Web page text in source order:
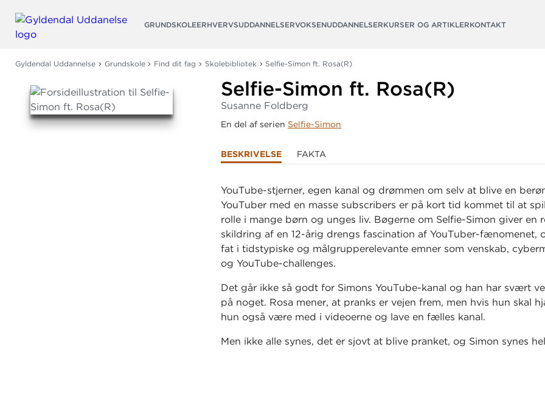
GRUNDSKOLEERHVERVSUDDANNELSERVOKSENUDDANNELSERKURSER OG ARTIKLERKONTAKT
Gyldendal Uddannelse Grundskole Find dit fag Skolebibliotek Selfie-Simon ft. Rosa(R)
Selfie-Simon ft. Rosa(R)
Susanne Foldberg
En del af serien Selfie-Simon
BESKRIVELSE FAKTA
YouTube-stjerner, egen kanal og drømmen om selv at blive en
YouTuber med en masse subscribers er på kort tid kommet til at
rolle i mange børn og unges liv. Bøgerne om Selfie-Simon giver en
skildring af en 12-årig drengs fascination af YouTuber-fænomenet,
fat i tidstypiske og målgrupperelevante emner som venskab,
og YouTube-challenges.
Det går ikke så godt for Simons YouTube-kanal og han har svært
på noget. Rosa mener, at pranks er vejen frem, men hvis hun skal
hun også være med i videoerne og lave en fælles kanal.
Men ikke alle synes, det er sjovt at blive pranket, og Simon synes